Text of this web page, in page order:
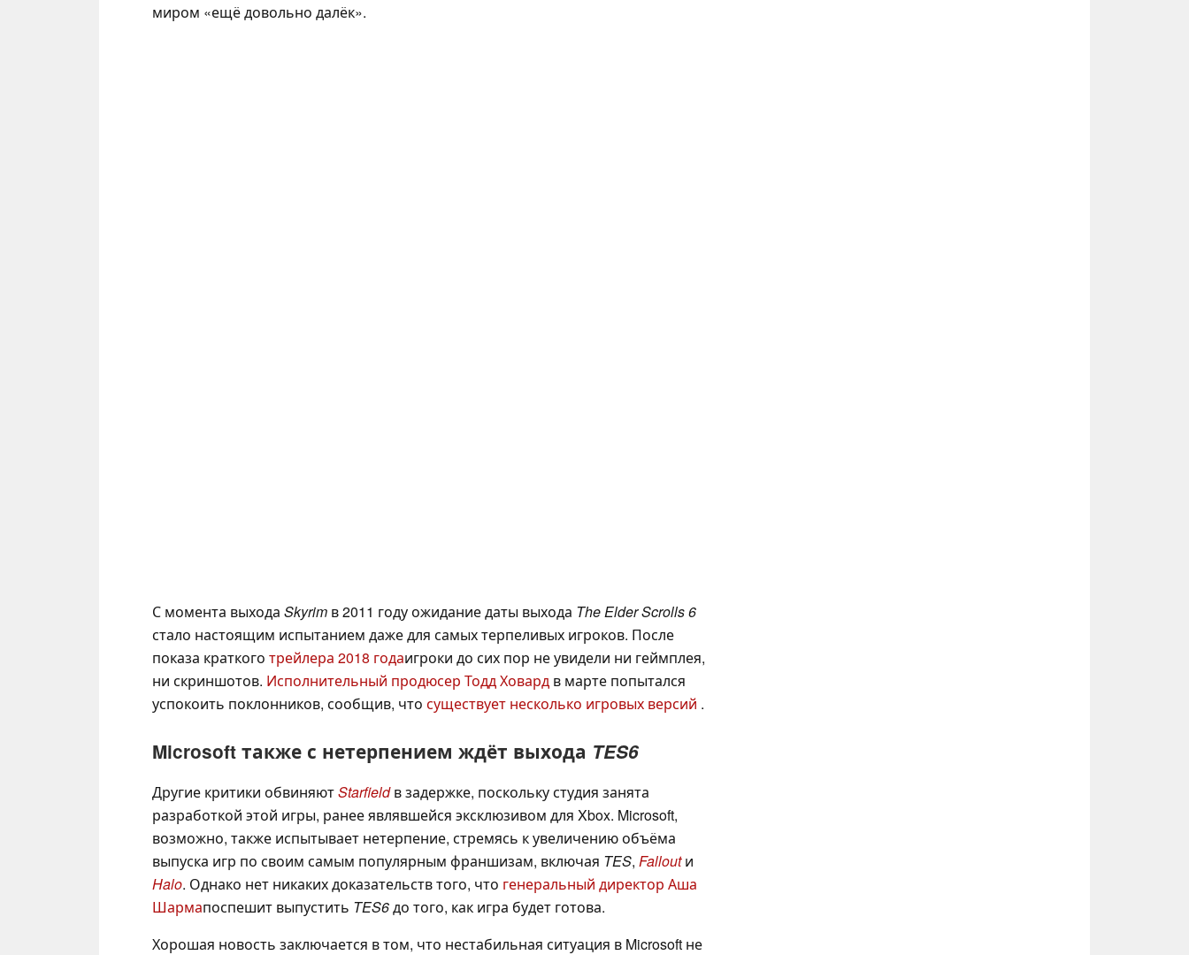
миром «ещё довольно далёк».
С момента выхода Skyrim в 2011 году ожидание даты выхода The Elder Scrolls 6
стало настоящим испытанием даже для самых терпеливых игроков. После
показа краткого трейлера 2018 годаигроки до сих пор не увидели ни геймплея,
ни скриншотов. Исполнительный продюсер Тодд Ховард в марте попытался
успокоить поклонников, сообщив, что существует несколько игровых версий .
Microsoft также с нетерпением ждёт выхода TES6
Другие критики обвиняютStarfieldв задержке, поскольку студия занята
разработкой этой игры, ранее являвшейся эксклюзивом для Xbox. Microsoft,
возможно, также испытывает нетерпение, стремясь к увеличению объёма
выпуска игр по своим самым популярным франшизам, включая TES, Falloutи
Halo. Однако нет никаких доказательств того, что генеральный директор Аша
Шармапоспешит выпустить TES6до того, как игра будет готова.
Хорошая новость заключается в том, что нестабильная ситуация в Microsoft не